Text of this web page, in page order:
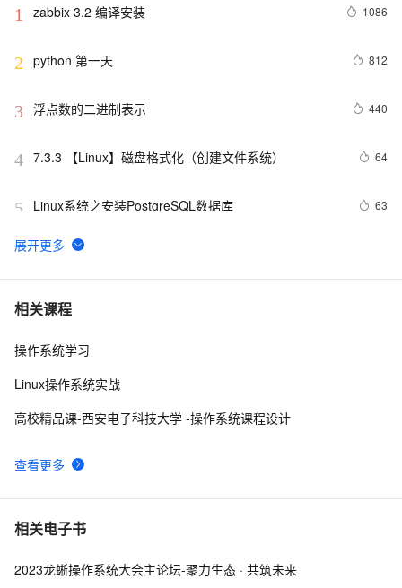
1 zabbix 3.2 编译安装 1086
2 python 第一天 812
3 浮点数的二进制表示 440
4 7.3.3 【Linux】磁盘格式化（创建文件系统） 64
5 Linux系统之安装PostgreSQL数据库 63
6
开源项目推荐：阿里云发布 Agentic OS，首个面向
7 「龙蜥 Skill 精选推荐」：一句话搞定 PG 集群部署和管
8 M1 macos docker获取x86 x64 amd 等指定架构版本
线的 AI 医生
崛起之路
相关课程
查看更多
操作系统学习
Linux操作系统实战
高校精品课-西安电子科技大学 -操作系统课程设计
相关电子书
2023龙蜥操作系统大会主论坛-聚力生态 · 共筑未来